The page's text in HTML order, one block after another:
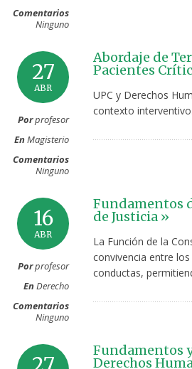
Comentarios
Ninguno
27
ABR
Porprofesor
EnMagisterio
Comentarios
Ninguno
Abordaje de
Pacientes
UPC y Derechos
contexto interventivo.
16
ABR
Porprofesor
EnDerecho
Comentarios
Ninguno
Fundamentos
de Justicia »
La Función de la
convivencia entre
conductas,
Fundamentos
Derechos